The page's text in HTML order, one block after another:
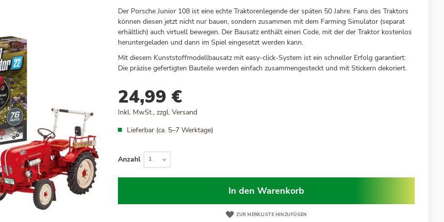
Der Porsche Junior 108 ist eine echte Traktorenlegende der späten 50 Jahre. Fans des Traktors
können diesen jetzt nicht nur bauen, sondern zusammen mit dem Farming Simulator (separat
erhältlich) auch virtuell bewegen. Der Bausatz enthält einen Code, mit der der Traktor kostenlos
heruntergeladen und dann im Spiel eingesetzt werden kann.
Mit diesem Kunststoffmodellbausatz mit easy-click-System ist ein schneller Erfolg garantiert:
Die präzise gefertigten Bauteile werden einfach zusammengesteckt und mit Stickern dekoriert.
24,99 €
Inkl. MwSt., zzgl. Versand
Lieferbar (ca. 5–7 Werktage)
Anzahl
In den Warenkorb
ZUR MERKLISTE HINZUFÜGEN